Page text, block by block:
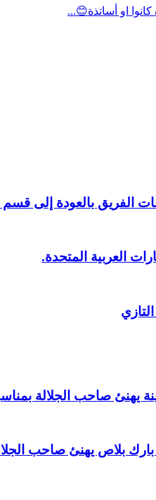
او أساتذة😊...
بالعودة إلى
العربية المتحدة.
بمناسبة الذكرى 27 لعيد
بارك بلاص يهنئ صاحب